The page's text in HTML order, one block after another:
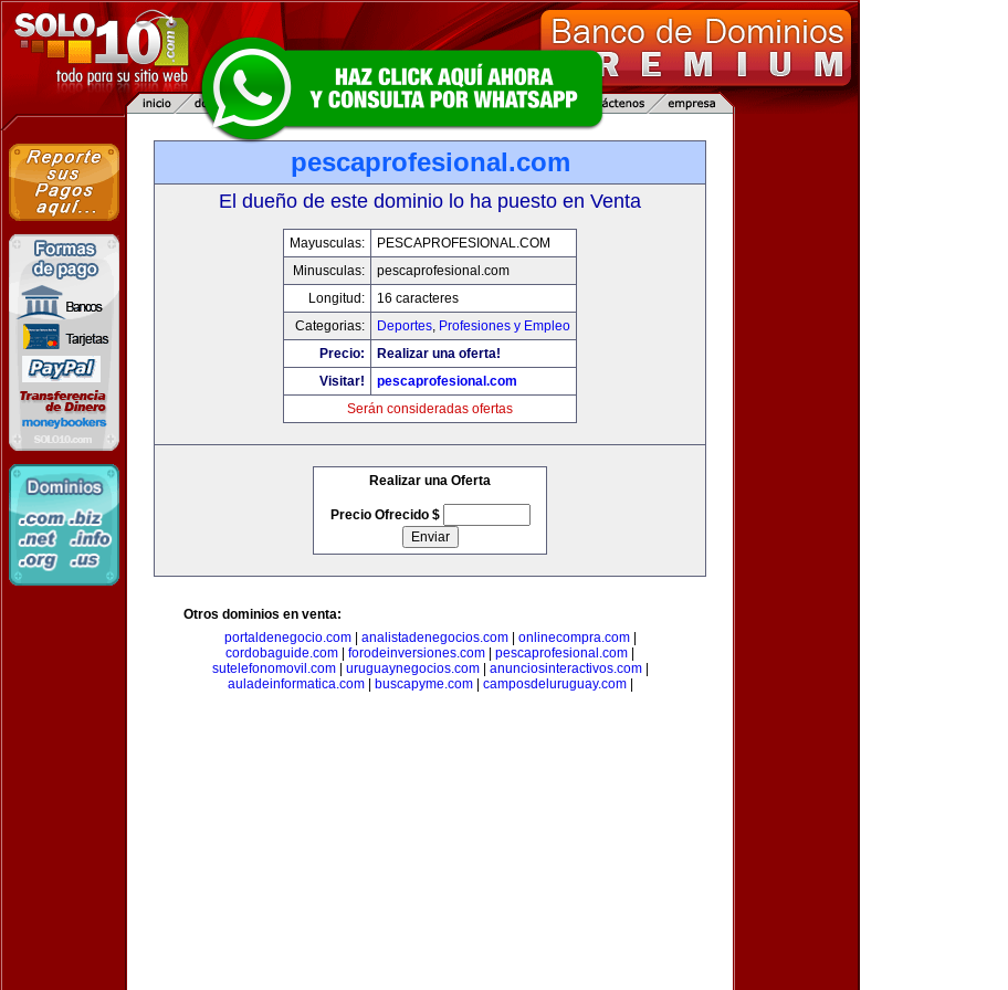
pescaprofesional.com
El dueño de este dominio lo ha puesto en Venta
Mayusculas:
PESCAPROFESIONAL.COM
Minusculas:
pescaprofesional.com
Longitud:
16 caracteres
Categorias:
Deportes, Profesiones y Empleo
Precio:
Realizar una oferta!
Visitar!
pescaprofesional.com
Serán consideradas ofertas
Realizar una Oferta
Precio Ofrecido $
Otros dominios en venta:
portaldenegocio.com| analistadenegocios.com| onlinecompra.com|
cordobaguide.com
forodeinversiones.com pescaprofesional.com
sutelefonomovil.com| uruguaynegocios.com| anunciosinteractivos.com|
auladeinformatica.com| buscapyme.com| camposdeluruguay.com|